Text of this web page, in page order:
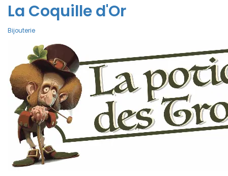
La Coquille d'Or
Bijouterie